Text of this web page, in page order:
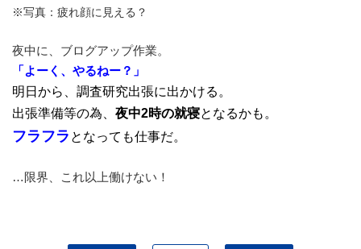
※写真：疲れ顔に見える？
夜中に、ブログアップ作業。
「よーく、やるねー？」
明日から、調査研究出張に出かける。
出張準備等の為、 夜中2時の就寝となるかも。
フラフラ となっても仕事だ。
…限界、これ以上働けない！